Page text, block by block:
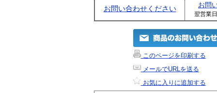
お問い合わせください お問
翌営業
このページを印刷する
メールでURLを送る
お気に入りに追加する